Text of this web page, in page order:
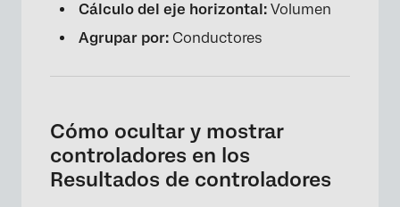
×
Cálculo del eje horizontal: Volumen
Agrupar por: Conductores
Cómo ocultar y mostrar
controladores en los
Resultados de controladores